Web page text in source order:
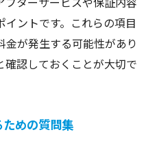
ントです。これらの項目
が発生する可能性があり
確認しておくことが大切で
めの質問集